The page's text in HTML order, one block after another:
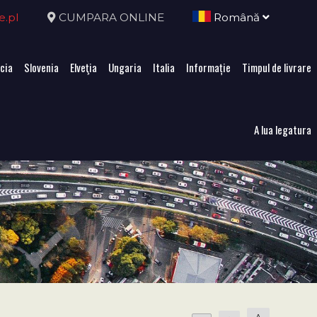
CUMPARA ONLINE Română
Slovenia Elveţia Ungaria Italia Informație Timpul de livrare
A lua legatura